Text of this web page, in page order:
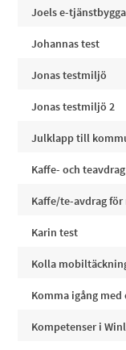
Joels e-
Johannas test
Jonas testmiljö
Jonas testmiljö 2
Julklapp till
Kaffe- och teavdrag
Kaffe/te-avdrag
Karin test
Kolla
Komma igång
Kompetenser i